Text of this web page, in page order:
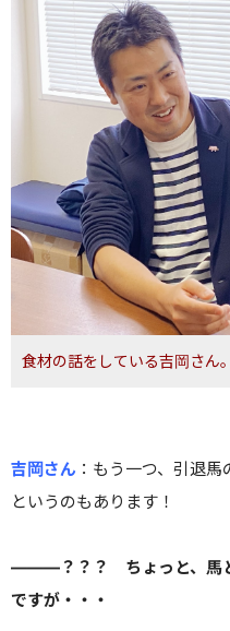
食材の話をしている吉岡さん
吉岡さん ： もう一つ、引退馬
というのもあります！
———？？？ ちょっと、馬と
ですが・・・